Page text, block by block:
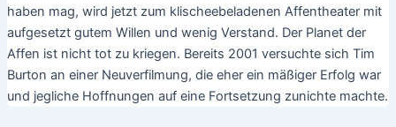
haben mag, wird jetzt zum klischeebeladenen Affentheater mit
aufgesetzt gutem Willen und wenig Verstand. Der Planet der
Affen ist nicht tot zu kriegen. Bereits 2001 versuchte sich Tim
Burton an einer Neuverfilmung, die eher ein mäßiger Erfolg war
und jegliche Hoffnungen auf eine Fortsetzung zunichte machte.